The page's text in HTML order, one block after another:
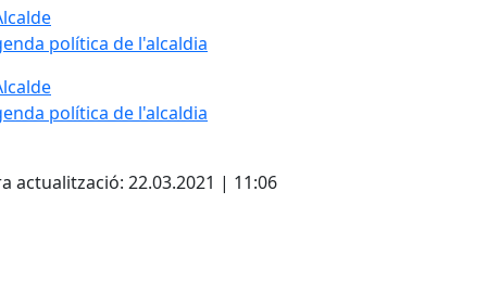
política de l'alcaldia
política de l'alcaldia
actualització: 22.03.2021 | 11:06